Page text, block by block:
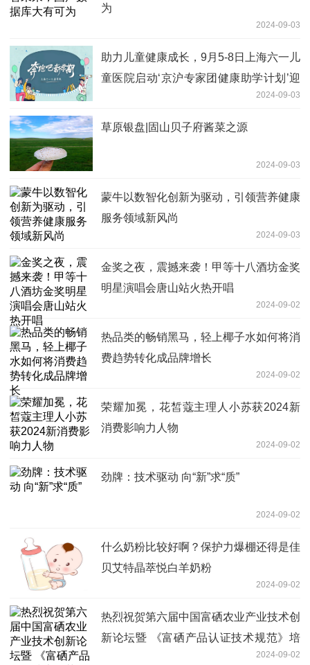
为
2024-09-03
助力儿童健康成长，9月5-8日上海六一儿
童医院启动‘京沪专家团健康助学计划’迎
2024-09-03
草原银盘|固山贝子府酱菜之源
2024-09-03
蒙牛以数智化创新为驱动，引领营养健康
服务领域新风尚
2024-09-03
金奖之夜，震撼来袭！甲等十八酒坊金奖
明星演唱会唐山站火热开唱
2024-09-02
热品类的畅销黑马，轻上椰子水如何将消
费趋势转化成品牌增长
2024-09-02
荣耀加冕，花皙蔻主理人小苏获2024新
消费影响力人物
2024-09-02
劲牌：技术驱动 向“新”求“质”
2024-09-02
什么奶粉比较好啊？保护力爆棚还得是佳
贝艾特晶萃悦白羊奶粉
2024-09-02
热烈祝贺第六届中国富硒农业产业技术创
新论坛暨 《富硒产品认证技术规范》培
2024-09-02